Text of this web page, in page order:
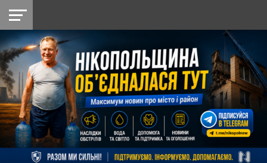
НІКОПОЛЬ
РАЙОН
СІЧЕСЛАВСЬКА
УКРАЇНА
РЕТРО
НІКОПОЛЬ
ЛАЙТ
УКРАЇНА
ДОПОМОГА
РАДІО